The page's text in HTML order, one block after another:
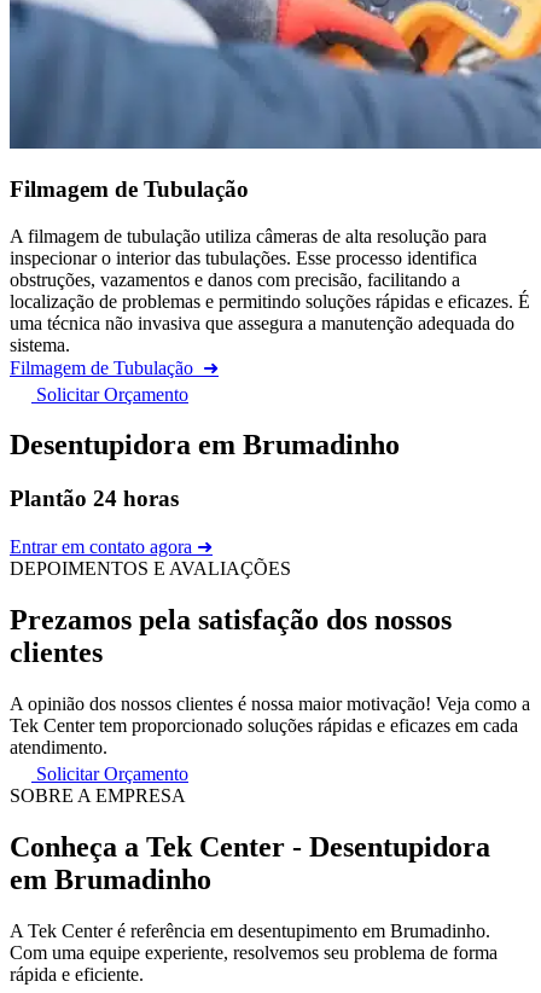
Filmagem de Tubulação
A filmagem de tubulação utiliza câmeras de alta resolução para
inspecionar o interior das tubulações. Esse processo identifica
obstruções, vazamentos e danos com precisão, facilitando a
localização de problemas e permitindo soluções rápidas e eficazes. É
uma técnica não invasiva que assegura a manutenção adequada do
sistema.
Filmagem de Tubulação ➜
Solicitar Orçamento
Desentupidora em Brumadinho
Plantão 24 horas
Entrar em contato agora ➜
DEPOIMENTOS E AVALIAÇÕES
Prezamos pela satisfação dos nossos
clientes
A opinião dos nossos clientes é nossa maior motivação! Veja como a
Tek Center tem proporcionado soluções rápidas e eficazes em cada
atendimento.
Solicitar Orçamento
SOBRE A EMPRESA
Conheça a Tek Center - Desentupidora
em Brumadinho
A Tek Center é referência em desentupimento em Brumadinho.
Com uma equipe experiente, resolvemos seu problema de forma
rápida e eficiente.